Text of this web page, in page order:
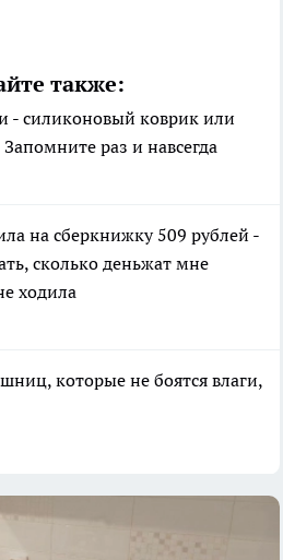
также:
- силиконовый коврик или
раз и навсегда
на сберкнижку 509 рублей -
сколько деньжат мне
ходила
которые не боятся влаги,